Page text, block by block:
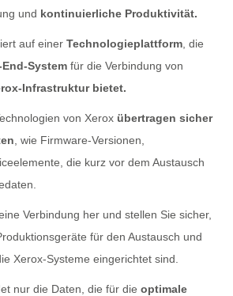
und kontinuierliche Produktivität.
auf einer Technologieplattform , die
System für die Verbindung von
Infrastruktur bietet.
von Xerox übertragen sicher
, wie Firmware-Versionen,
die kurz vor dem Austausch
Verbindung her und stellen Sie sicher,
für den Austausch und
Xerox-Systeme eingerichtet sind.
nur die Daten, die für die optimale